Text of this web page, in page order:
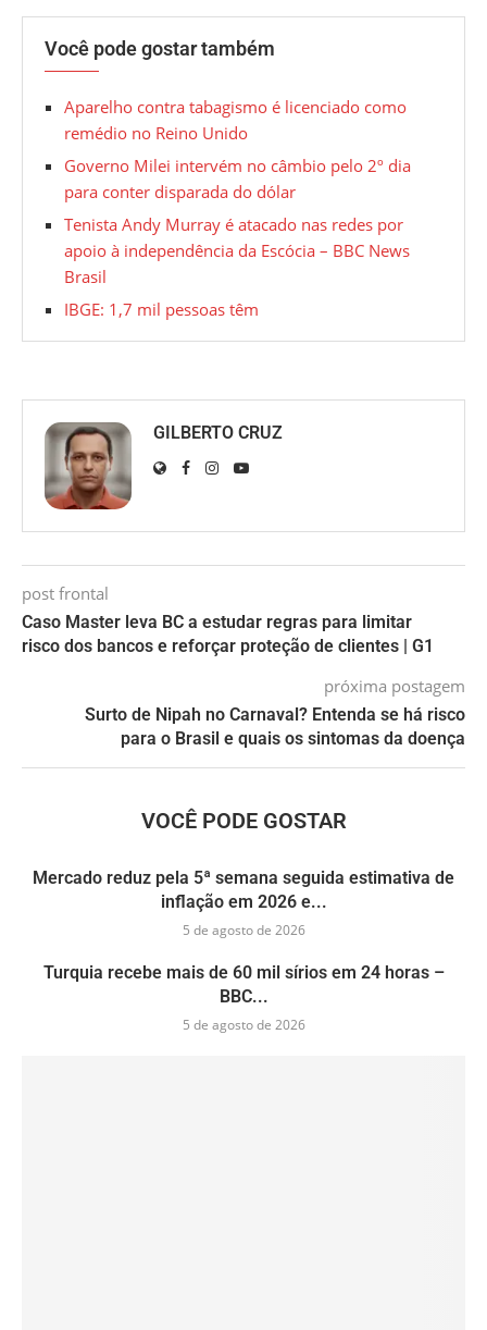
Você pode gostar também
Aparelho contra tabagismo é licenciado como
remédio no Reino Unido
Governo Milei intervém no câmbio pelo 2º dia
para conter disparada do dólar
Tenista Andy Murray é atacado nas redes por
apoio à independência da Escócia – BBC News
Brasil
IBGE: 1,7 mil pessoas têm
GILBERTO CRUZ
post frontal
Caso Master leva BC a estudar regras para limitar
risco dos bancos e reforçar proteção de clientes | G1
próxima postagem
Surto de Nipah no Carnaval? Entenda se há risco
para o Brasil e quais os sintomas da doença
VOCÊ PODE GOSTAR
Mercado reduz pela 5ª semana seguida estimativa de
inflação em 2026 e...
5 de agosto de 2026
Turquia recebe mais de 60 mil sírios em 24 horas –
BBC...
5 de agosto de 2026